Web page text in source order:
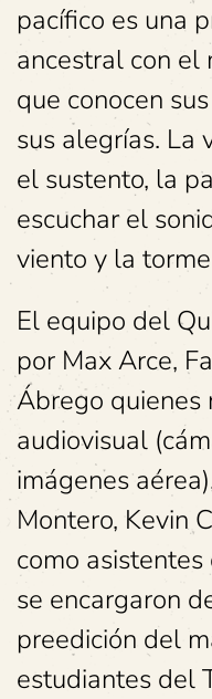
pacífico es una
ancestral con el
que conocen
sus alegrías. La
el sustento, la
escuchar el
viento y la
El equipo del
por Max Arce,
Ábrego quienes
audiovisual
imágenes
Montero, Kevin
como
se encargaron
preedición del
estudiantes del